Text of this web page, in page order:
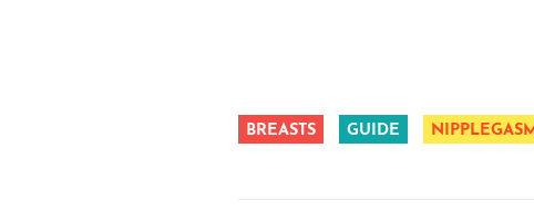
BREASTS GUIDE NIPPLEGASM